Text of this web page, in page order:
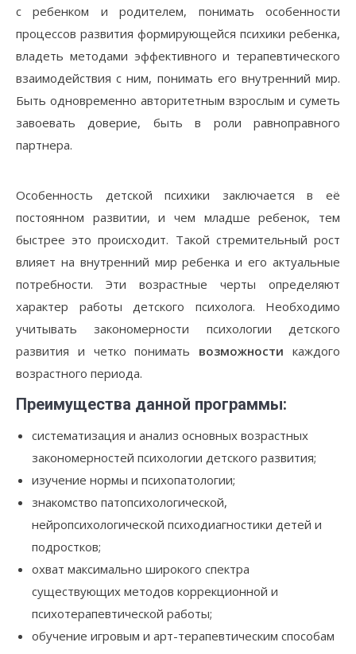
с ребенком и родителем, понимать особенности
процессов развития формирующейся психики ребенка,
владеть методами эффективного и терапевтического
взаимодействия с ним, понимать его внутренний мир.
Быть одновременно авторитетным взрослым и суметь
завоевать доверие, быть в роли равноправного
партнера.
Особенность детской психики заключается в её
постоянном развитии, и чем младше ребенок, тем
быстрее это происходит. Такой стремительный рост
влияет на внутренний мир ребенка и его актуальные
потребности. Эти возрастные черты определяют
характер работы детского психолога. Необходимо
учитывать закономерности психологии детского
развития и четко понимать возможности каждого
возрастного периода.
Преимущества данной программы:
систематизация и анализ основных возрастных
закономерностей психологии детского развития;
изучение нормы и психопатологии;
знакомство патопсихологической,
нейропсихологической психодиагностики детей и
подростков;
охват максимально широкого спектра
существующих методов коррекционной и
психотерапевтической работы;
обучение игровым и арт-терапевтическим способам